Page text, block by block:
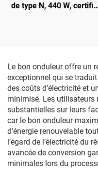
de type N, 440 W, certifié
Le bon onduleur offre un
exceptionnel qui se
des coûts d’électricité et
minimisé. Les utilisateurs
substantielles sur leurs
car le bon onduleur
d’énergie renouvelable
l’égard de l’électricité du
avancée de conversion
minimales lors du